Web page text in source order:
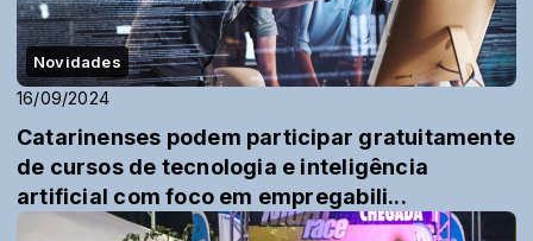
Novidades
16/09/2024
Catarinenses podem participar gratuitamente
de cursos de tecnologia e inteligência
artificial com foco em empregabili...